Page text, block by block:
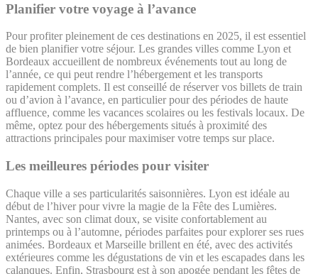
Planifier votre voyage à l’avance
Pour profiter pleinement de ces destinations en 2025, il est essentiel
de bien planifier votre séjour. Les grandes villes comme Lyon et
Bordeaux accueillent de nombreux événements tout au long de
l’année, ce qui peut rendre l’hébergement et les transports
rapidement complets. Il est conseillé de réserver vos billets de train
ou d’avion à l’avance, en particulier pour des périodes de haute
affluence, comme les vacances scolaires ou les festivals locaux. De
même, optez pour des hébergements situés à proximité des
attractions principales pour maximiser votre temps sur place.
Les meilleures périodes pour visiter
Chaque ville a ses particularités saisonnières. Lyon est idéale au
début de l’hiver pour vivre la magie de la Fête des Lumières.
Nantes, avec son climat doux, se visite confortablement au
printemps ou à l’automne, périodes parfaites pour explorer ses rues
animées. Bordeaux et Marseille brillent en été, avec des activités
extérieures comme les dégustations de vin et les escapades dans les
calanques. Enfin, Strasbourg est à son apogée pendant les fêtes de